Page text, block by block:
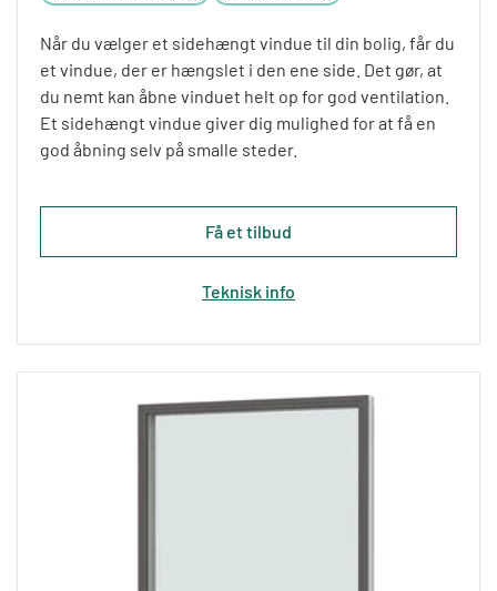
Når du vælger et sidehængt vindue til din bolig, får du
et vindue, der er hængslet i den ene side. Det gør, at
du nemt kan åbne vinduet helt op for god ventilation.
Et sidehængt vindue giver dig mulighed for at få en
god åbning selv på smalle steder.
Få et tilbud
Teknisk info